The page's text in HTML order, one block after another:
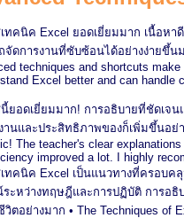
ทคนิค Excel ยอดเยี่ยมมาก เนื้อห
จัดการงานที่ซับซ้อนได้อย่างง่ายขึ้
techniques and shortcuts
Excel better and can
ยอดเยี่ยมมาก! การอธิบายที่ชัดเจ
านและประสิทธิภาพของก็เพิ่มขึ้นอย่
The teacher's clear
improved a lot. I highly
ทคนิค Excel เป็นแนวทางที่ครอบค
ะหว่างทฤษฎีและการปฏิบัติ การอธิ
วิตอย่างมาก • The Techniques of